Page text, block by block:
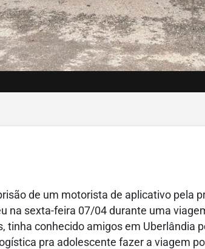
de um motorista de aplicativo pela
na sexta-feira 07/04 durante uma
tinha conhecido amigos em Uberlândia
pra adolescente fazer a viagem